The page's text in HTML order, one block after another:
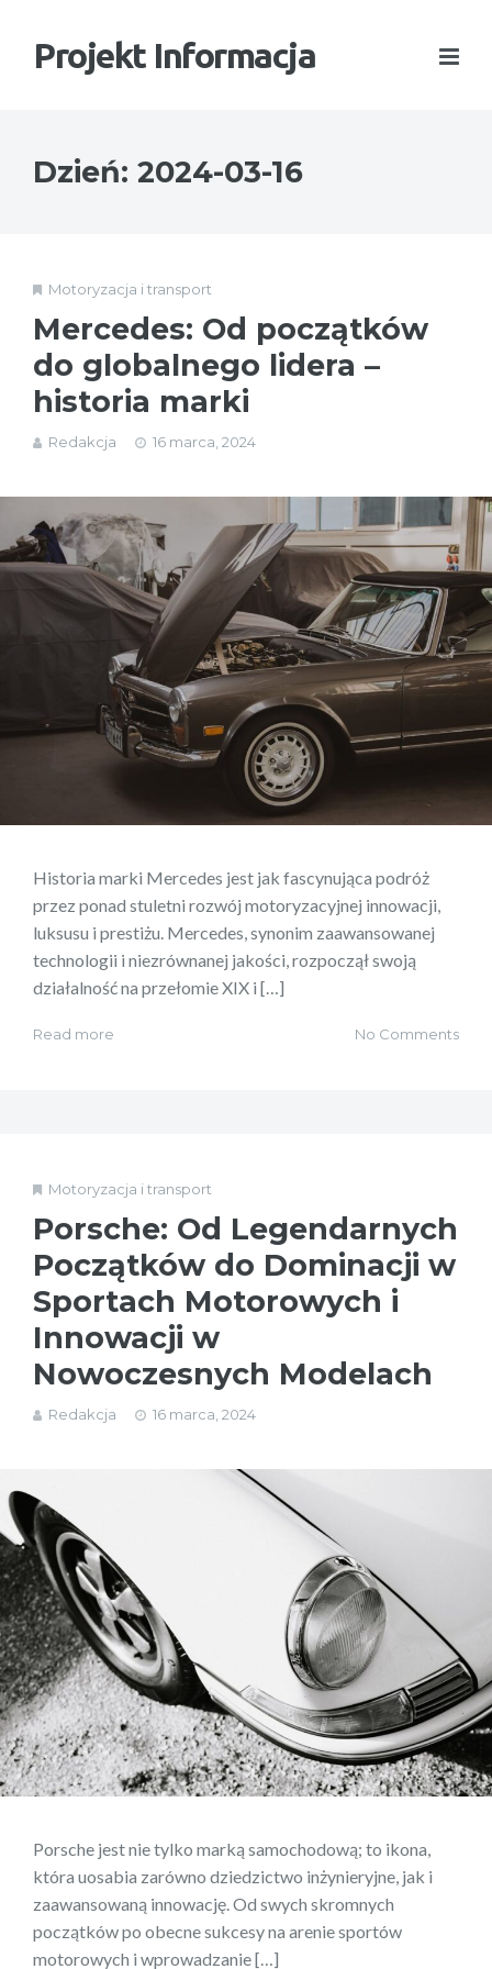
Projekt Informacja
Dzień: 2024-03-16
Motoryzacja i transport
Mercedes: Od początków
do globalnego lidera –
historia marki
Redakcja 16 marca, 2024
Historia marki Mercedes jest jak fascynująca podróż
przez ponad stuletni rozwój motoryzacyjnej innowacji,
luksusu i prestiżu. Mercedes, synonim zaawansowanej
technologii i niezrównanej jakości, rozpoczął swoją
działalność na przełomie XIX i […]
Read more No Comments
Motoryzacja i transport
Porsche: Od Legendarnych
Początków do Dominacji w
Sportach Motorowych i
Innowacji w
Nowoczesnych Modelach
Redakcja 16 marca, 2024
Porsche jest nie tylko marką samochodową; to ikona,
która uosabia zarówno dziedzictwo inżynieryjne, jak i
zaawansowaną innowację. Od swych skromnych
początków po obecne sukcesy na arenie sportów
motorowych i wprowadzanie […]